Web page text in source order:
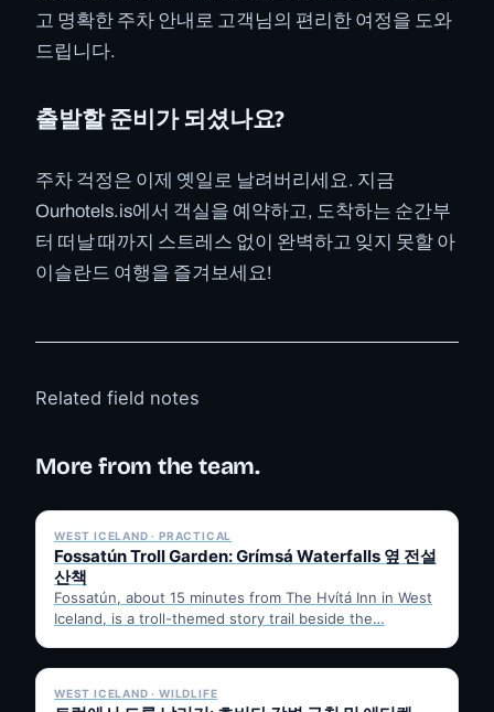
고 명확한 주차 안내로 고객님의 편리한 여정을 도와
드립니다.
출발할 준비가 되셨나요?
주차 걱정은 이제 옛일로 날려버리세요. 지금
Ourhotels.is에서 객실을 예약하고, 도착하는 순간부
터 떠날 때까지 스트레스 없이 완벽하고 잊지 못할 아
이슬란드 여행을 즐겨보세요!
Related field notes
More from the team.
WEST ICELAND · PRACTICAL
Fossatún Troll Garden: Grímsá Waterfalls 옆 전설
산책
Fossatún, about 15 minutes from The Hvítá Inn in West
Iceland, is a troll-themed story trail beside the…
✓ 6 JUL
WEST ICELAND · WILDLIFE